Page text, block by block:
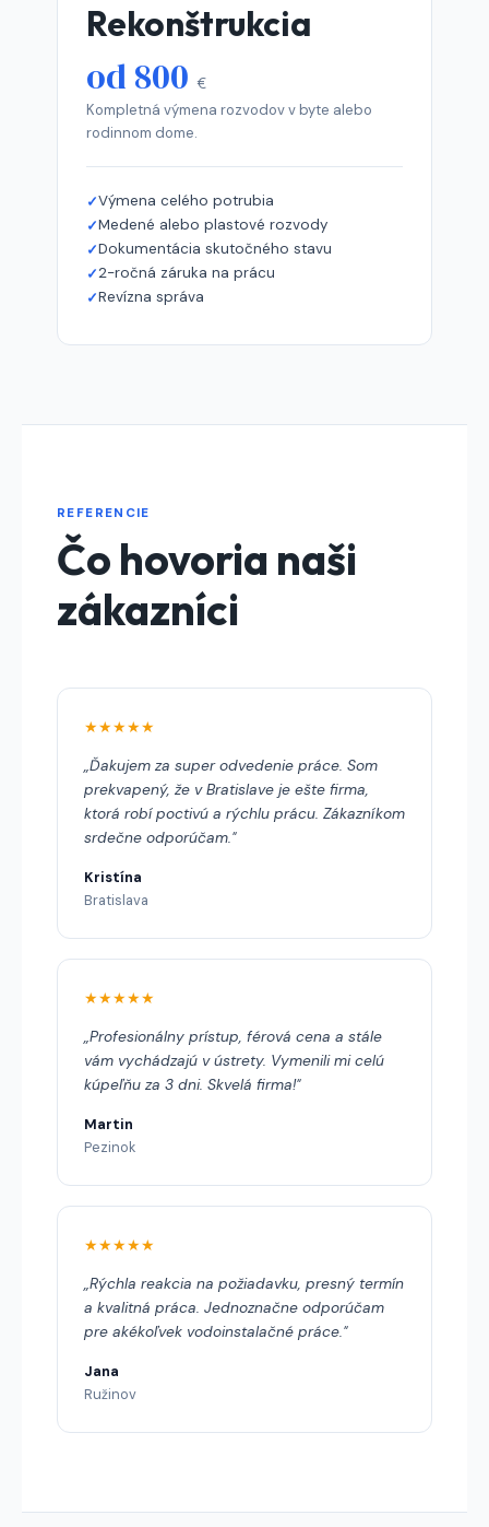
Rekonštrukcia
od 800 €
Kompletná výmena rozvodov v byte alebo
rodinnom dome.
Výmena celého potrubia
Medené alebo plastové rozvody
Dokumentácia skutočného stavu
2-ročná záruka na prácu
Revízna správa
REFERENCIE
Čo hovoria naši
zákazníci
★★★★★
„Ďakujem za super odvedenie práce. Som
prekvapený, že v Bratislave je ešte firma,
ktorá robí poctivú a rýchlu prácu. Zákazníkom
srdečne odporúčam."
Kristína
Bratislava
★★★★★
„Profesionálny prístup, férová cena a stále
vám vychádzajú v ústrety. Vymenili mi celú
kúpeľňu za 3 dni. Skvelá firma!"
Martin
Pezinok
★★★★★
„Rýchla reakcia na požiadavku, presný termín
a kvalitná práca. Jednoznačne odporúčam
pre akékoľvek vodoinstalačné práce."
Jana
Ružinov